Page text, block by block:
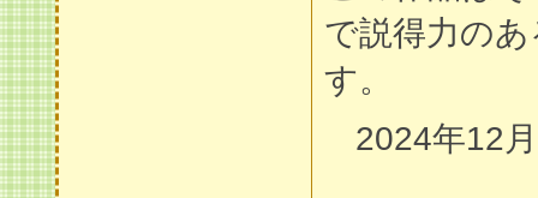
で説得力の
す。
2024年12